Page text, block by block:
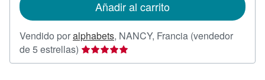
envío
Añadir al carrito
Vendido poralphabets, NANCY, Francia (vendedor
de 5 estrellas) Calificación
del